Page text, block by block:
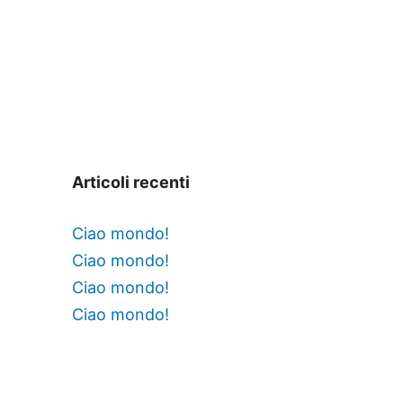
Articoli recenti
Ciao mondo!
Ciao mondo!
Ciao mondo!
Ciao mondo!